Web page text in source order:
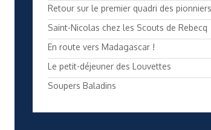
Retour sur le premier quadri des
Saint-Nicolas chez les Scouts de Rebecq
En route vers Madagascar !
Le petit-déjeuner des Louvettes
Soupers Baladins